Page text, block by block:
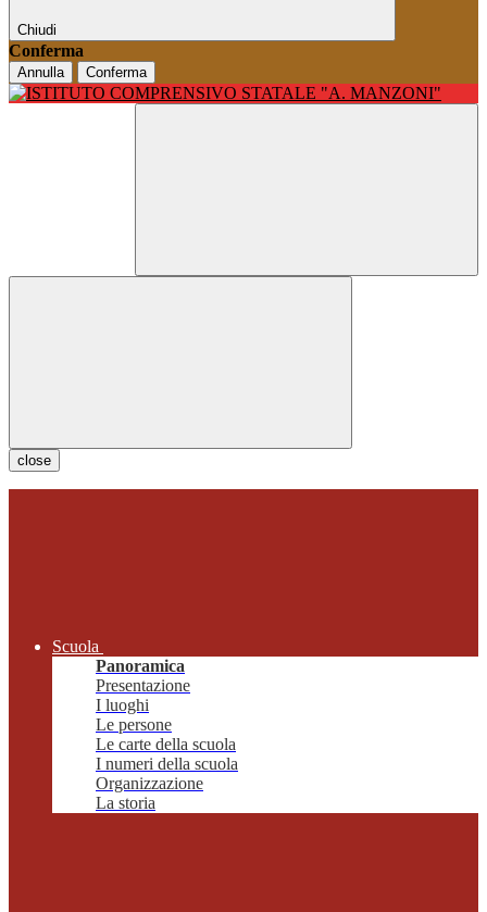
Chiudi
Conferma
Annulla Conferma
close
Scuola
Panoramica
Presentazione
I luoghi
Le persone
Le carte della scuola
I numeri della scuola
Organizzazione
La storia